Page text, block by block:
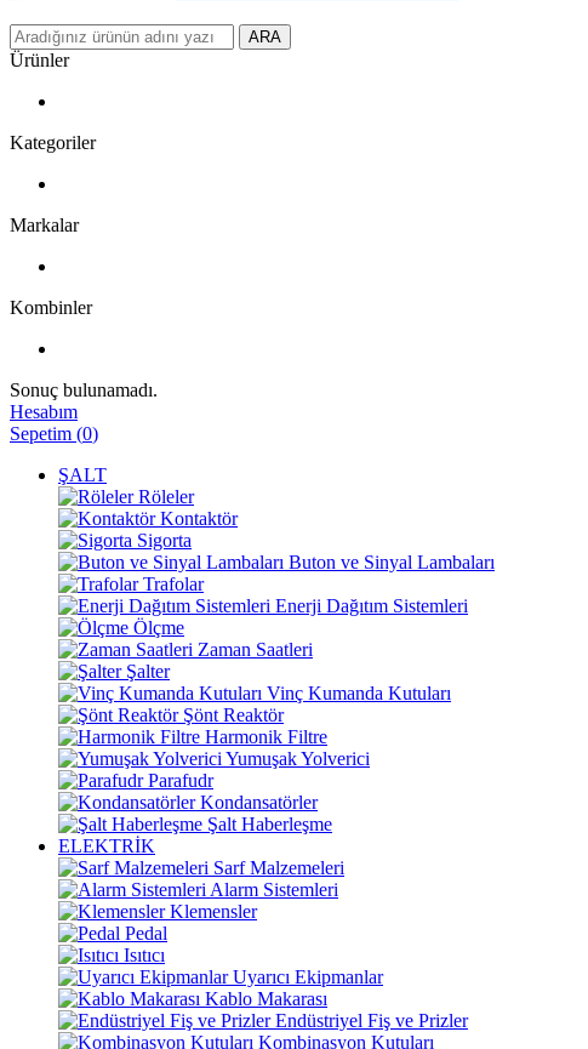
ARA
Ürünler
Kategoriler
Markalar
Kombinler
Sonuç bulunamadı.
Hesabım
Sepetim (0)
ŞALT
Röleler
Kontaktör
Sigorta
Buton ve Sinyal Lambaları
Trafolar
Enerji Dağıtım Sistemleri
Ölçme
Zaman Saatleri
Şalter
Vinç Kumanda Kutuları
Şönt Reaktör
Harmonik Filtre
Yumuşak Yolverici
Parafudr
Kondansatörler
Şalt Haberleşme
ELEKTRİK
Sarf Malzemeleri
Alarm Sistemleri
Klemensler
Pedal
Isıtıcı
Uyarıcı Ekipmanlar
Kablo Makarası
Endüstriyel Fiş ve Prizler
Kombinasyon Kutuları